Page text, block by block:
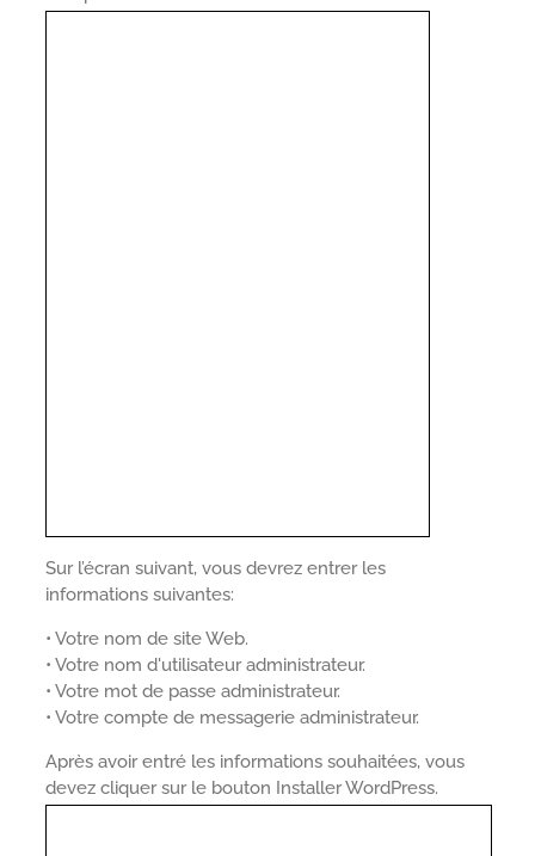
Sur l’écran suivant, vous devrez entrer les
informations suivantes:
• Votre nom de site Web.
• Votre nom d'utilisateur administrateur.
• Votre mot de passe administrateur.
• Votre compte de messagerie administrateur.
Après avoir entré les informations souhaitées, vous
devez cliquer sur le bouton Installer WordPress.